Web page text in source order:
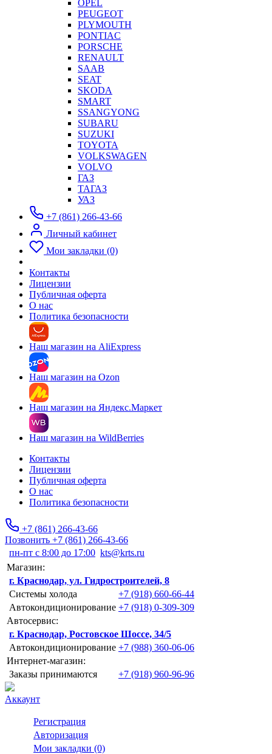
OPEL
PEUGEOT
PLYMOUTH
PONTIAC
PORSCHE
RENAULT
SAAB
SEAT
SKODA
SMART
SSANGYONG
SUBARU
SUZUKI
TOYOTA
VOLKSWAGEN
VOLVO
ГАЗ
ТАГАЗ
УАЗ
+7 (861) 266-43-66
Личный кабинет
Мои закладки (0)
Контакты
Лицензии
Публичная оферта
О нас
Политика безопасности
Наш магазин на AliExpress
Наш магазин на Ozon
Наш магазин на Яндекс.Маркет
Наш магазин на WildBerries
Контакты
Лицензии
Публичная оферта
О нас
Политика безопасности
+7 (861) 266-43-66
Позвонить +7 (861) 266-43-66
пн-пт с 8:00 до 17:00 kts@krts.ru
Магазин:
г. Краснодар, ул. Гидростроителей, 8
Системы холода
+7 (918) 660-66-44
Автокондиционирование +7 (918) 0-309-309
Автосервис:
г. Краснодар, Ростовское Шоссе, 34/5
Автокондиционирование +7 (988) 360-06-06
Интернет-магазин:
Заказы принимаются
+7 (918) 960-96-96
Аккаунт
Регистрация
Авторизация
Мои закладки (0)